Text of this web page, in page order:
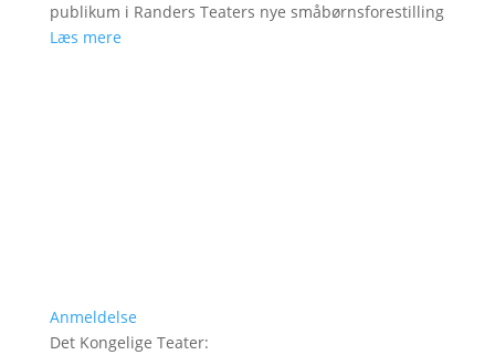
publikum i Randers Teaters nye småbørnsforestilling
Læs mere
Anmeldelse
Det Kongelige Teater: